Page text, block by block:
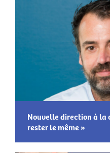
Nouvelle direction à la
rester le même »